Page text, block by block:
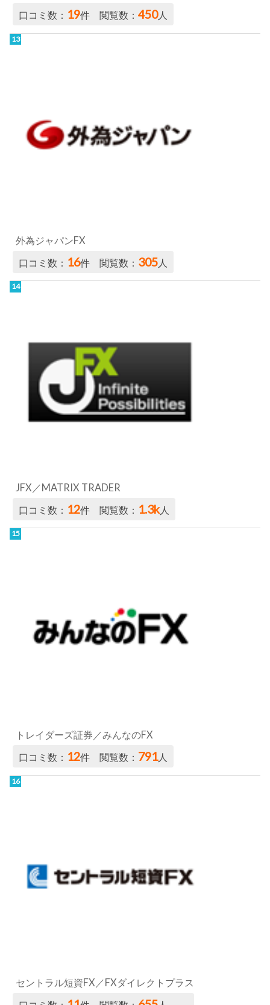
口コミ数： 19件 閲覧数：450人
外為ジャパンFX
口コミ数： 16件 閲覧数： 305 人
JFX／MATRIX TRADER
口コミ数： 12件 閲覧数： 1.3k人
トレイダーズ証券／みんなのFX
口コミ数： 12件 閲覧数： 791人
セントラル短資FX／FXダイレクトプラス